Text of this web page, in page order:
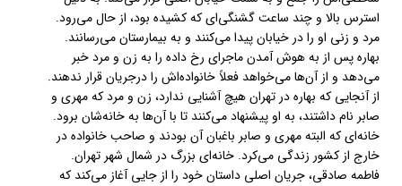
استرس بالا و چند ساعت گشنگی‌ای که کشیده بود، از حال می‌رود.
مرد و زنی او را در خیابان پیدا می‌کنند و به بیمارستان می‌رسانند.
بهاره پس از به‌ هوش آمدن ماجرای رخ داده را به زن و مرد خبر
می‌دهد و از آن‌ها می‌خواهد فعلاً خانواده‌اش را درجریان قرار ندهند.
از آنجایی که بهاره در تهران هیچ آشنایی ندارد، زن و مرد که مهری و
صابر نام داشتند، به او پیشنهاد می‌کنند تا با آن‌ها به خانه‌شان برود.
خانه‌ای که البته مهری و صابر باغبان آن بودند و صاحب خانواده در
خارج از کشور زندگی می‌کرد. خانه‌ای بزرگ در شمال شهر تهران.
فاطمه صادقی، جریان اصلی داستان خود را از جایی آغاز می‌کند که